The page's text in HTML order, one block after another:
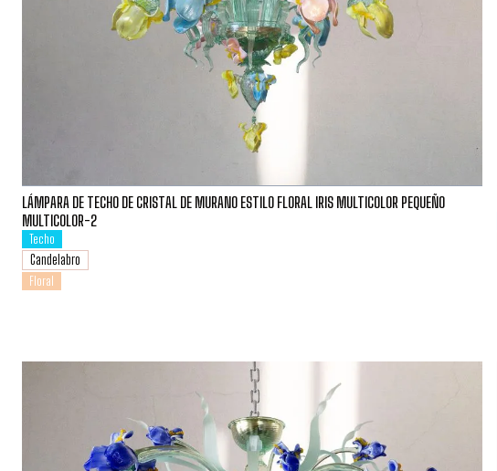
LÁMPARA DE TECHO DE CRISTAL DE MURANO ESTILO FLORAL IRIS MULTICOLOR PEQUEÑO
MULTICOLOR-2
Techo
Candelabro
Floral